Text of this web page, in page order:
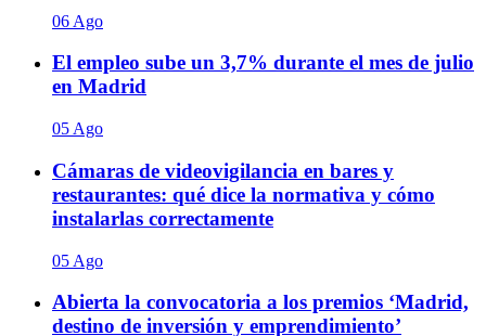
06 Ago
El empleo sube un 3,7% durante el mes de julio
en Madrid
05 Ago
Cámaras de videovigilancia en bares y
restaurantes: qué dice la normativa y cómo
instalarlas correctamente
05 Ago
Abierta la convocatoria a los premios ‘Madrid,
destino de inversión y emprendimiento’